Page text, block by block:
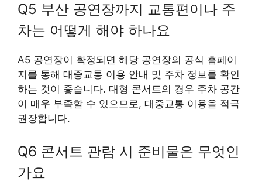
Q5 부산 공연장까지 교통편이나 주
차는 어떻게 해야 하나요
A5 공연장이 확정되면 해당 공연장의 공식 홈페이
지를 통해 대중교통 이용 안내 및 주차 정보를 확인
하는 것이 좋습니다. 대형 콘서트의 경우 주차 공간
이 매우 부족할 수 있으므로, 대중교통 이용을 적극
권장합니다.
Q6 콘서트 관람 시 준비물은 무엇인
가요